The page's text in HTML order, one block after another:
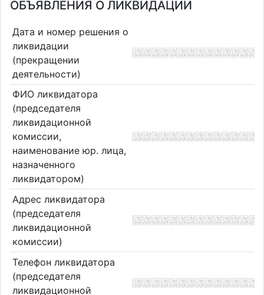
ОБЪЯВЛЕНИЯ О ЛИКВИДАЦИИ
Дата и номер решения о
ликвидации
(прекращении
деятельности)
ФИО ликвидатора
(председателя
ликвидационной
комиссии,
наименование юр. лица,
назначенного
ликвидатором)
Адрес ликвидатора
(председателя
ликвидационной
комиссии)
Телефон ликвидатора
(председателя
ликвидационной